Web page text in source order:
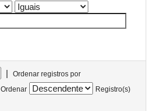
|
Ordenar registros por
Ordenar
Registro(s)